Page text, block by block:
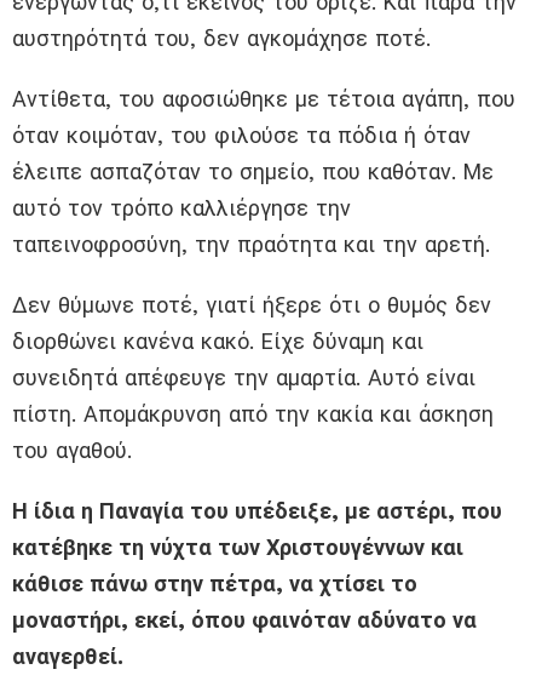
αυστηρότητά του, δεν αγκομάχησε ποτέ.
Αντίθετα, του αφοσιώθηκε με τέτοια αγάπη, που
όταν κοιμόταν, του φιλούσε τα πόδια ή όταν
έλειπε ασπαζόταν το σημείο, που καθόταν. Με
αυτό τον τρόπο καλλιέργησε την
ταπεινοφροσύνη, την πραότητα και την αρετή.
Δεν θύμωνε ποτέ, γιατί ήξερε ότι ο θυμός δεν
διορθώνει κανένα κακό. Είχε δύναμη και
συνειδητά απέφευγε την αμαρτία. Αυτό είναι
πίστη. Απομάκρυνση από την κακία και άσκηση
του αγαθού.
Η ίδια η Παναγία του υπέδειξε, με αστέρι, που
κατέβηκε τη νύχτα των Χριστουγέννων και
κάθισε πάνω στην πέτρα, να χτίσει το
μοναστήρι, εκεί, όπου φαινόταν αδύνατο να
αναγερθεί.